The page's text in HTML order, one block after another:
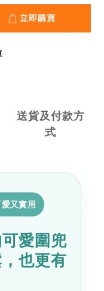
立即購買
送貨及付款方
式
又實用
愛圍兜
也更有